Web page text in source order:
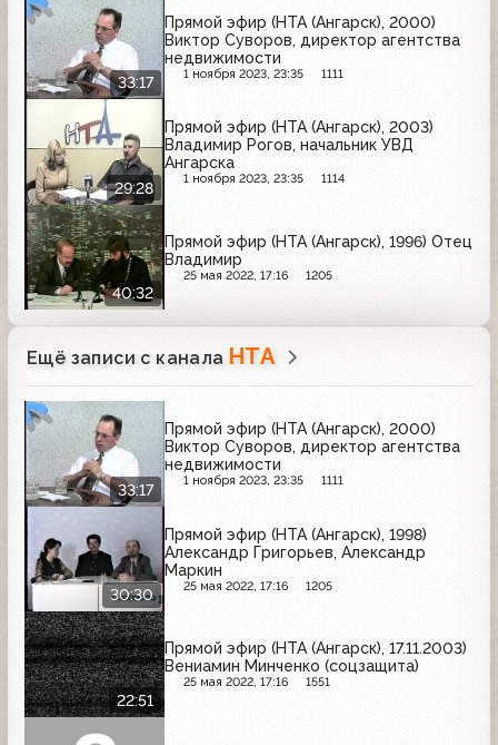
33:17
Прямой эфир (НТА (Ангарск), 2000)
Виктор Суворов, директор агентства
недвижимости
1 ноября 2023, 23:35 1111
29:28
Прямой эфир (НТА (Ангарск), 2003)
Владимир Рогов, начальник УВД
Ангарска
1 ноября 2023, 23:35 1114
40:32
Прямой эфир (НТА (Ангарск), 1996) Отец
Владимир
25 мая 2022, 17:16 1205
Ещё записи с канала НТА
33:17
Прямой эфир (НТА (Ангарск), 2000)
Виктор Суворов, директор агентства
недвижимости
1 ноября 2023, 23:35 1111
30:30
Прямой эфир (НТА (Ангарск), 1998)
Александр Григорьев, Александр
Маркин
25 мая 2022, 17:16 1205
22:51
Прямой эфир (НТА (Ангарск), 17.11.2003)
Вениамин Минченко (соцзащита)
25 мая 2022, 17:16 1551